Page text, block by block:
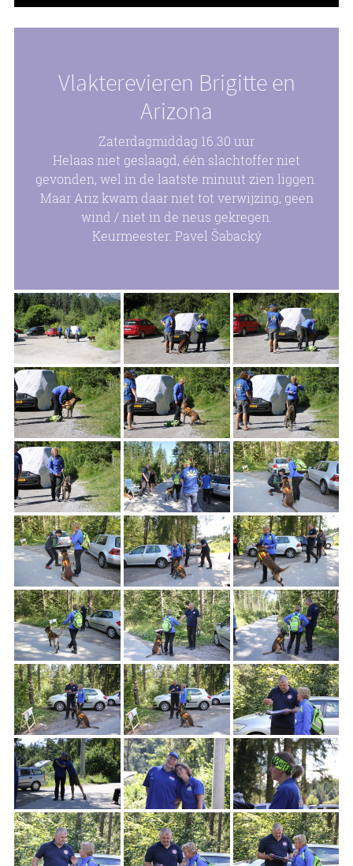
Vlakterevieren Brigitte en
Arizona
Zaterdagmiddag 16.30 uur
Helaas niet geslaagd, één slachtoffer niet
gevonden, wel in de laatste minuut zien liggen.
Maar Ariz kwam daar niet tot verwijzing, geen
wind / niet in de neus gekregen.
Keurmeester: Pavel Šabacký